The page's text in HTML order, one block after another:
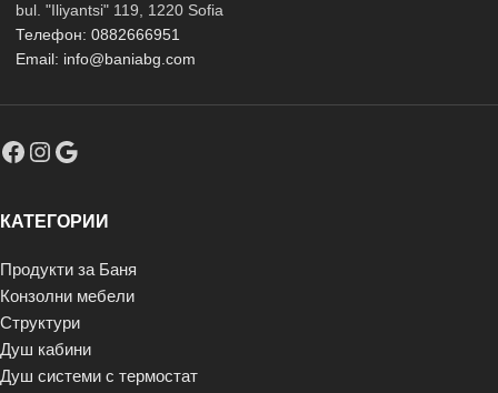
bul. "Iliyantsi" 119, 1220 Sofia
Телефон: 0882666951
Email: info@baniabg.com
КАТЕГОРИИ
Продукти за Баня
Конзолни мебели
Структури
Душ кабини
Душ системи с термостат